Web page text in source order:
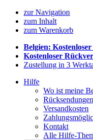
zur Navigation
zum Inhalt
zum Warenkorb
Belgien:
Kostenloser
Zustellung in 3
Hilfe
Wo ist meine
Rücksendungen
Versandkosten
Kontakt
Alle Hilfe-